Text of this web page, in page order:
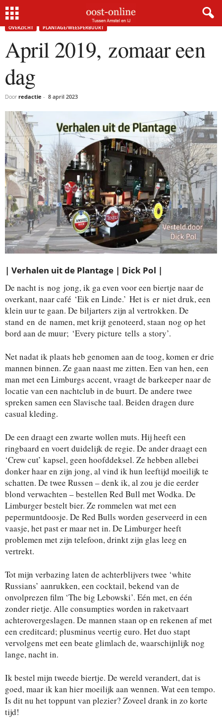
Home April 2019, zomaar een dag
OVERZICHT PLANTAGE/WEESPERBUURT
April 2019, zomaar een
dag
Door redactie - 8 april 2023
| Verhalen uit de Plantage | Dick Pol |
De nacht is nog jong, ik ga even voor een biertje naar de
overkant, naar café ‘Eik en Linde.’ Het is er niet druk, een
klein uur te gaan. De biljarters zijn al vertrokken. De
stand en de namen, met krijt genoteerd, staan nog op het
bord aan de muur; ‘Every picture tells a story’.
Net nadat ik plaats heb genomen aan de toog, komen er drie
mannen binnen. Ze gaan naast me zitten. Een van hen, een
man met een Limburgs accent, vraagt de barkeeper naar de
locatie van een nachtclub in de buurt. De andere twee
spreken samen een Slavische taal. Beiden dragen dure
casual kleding.
De een draagt een zwarte wollen muts. Hij heeft een
ringbaard en voert duidelijk de regie. De ander draagt een
‘Crew cut’ kapsel, geen hoofddeksel. Ze hebben allebei
donker haar en zijn jong, al vind ik hun leeftijd moeilijk te
schatten. De twee Russen – denk ik, al zou je die eerder
blond verwachten – bestellen Red Bull met Wodka. De
Limburger bestelt bier. Ze rommelen wat met een
pepermuntdoosje. De Red Bulls worden geserveerd in een
vaasje, het past er maar net in. De Limburger heeft
problemen met zijn telefoon, drinkt zijn glas leeg en
vertrekt.
Tot mijn verbazing laten de achterblijvers twee ‘white
Russians’ aanrukken, een cocktail, bekend van de
onvolprezen film ‘The big Lebowski’. Eén met, en één
zonder rietje. Alle consumpties worden in raketvaart
achterovergeslagen. De mannen staan op en rekenen af met
een creditcard; plusminus veertig euro. Het duo stapt
vervolgens met een beate glimlach de, waarschijnlijk nog
lange, nacht in.
Ik bestel mijn tweede biertje. De wereld verandert, dat is
goed, maar ik kan hier moeilijk aan wennen. Wat een tempo.
Is dit nu het toppunt van plezier? Zoveel drank in zo korte
tijd!